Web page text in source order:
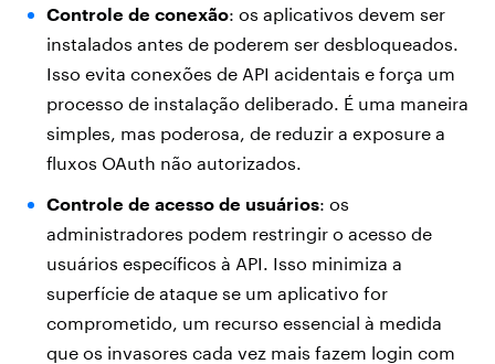
Controle de conexão: os aplicativos devem ser
instalados antes de poderem ser desbloqueados.
Isso evita conexões de API acidentais e força um
processo de instalação deliberado. É uma maneira
simples, mas poderosa, de reduzir a exposure a
fluxos OAuth não autorizados.
Controle de acesso de usuários: os
administradores podem restringir o acesso de
usuários específicos à API. Isso minimiza a
superfície de ataque se um aplicativo for
comprometido, um recurso essencial à medida
que os invasores cada vez mais fazem login com